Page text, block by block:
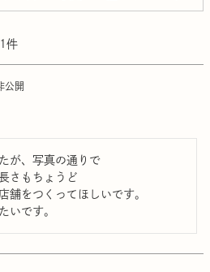
1
公開
が、写真の通りで
さもちょうど
舗をつくってほしいです。
いです。